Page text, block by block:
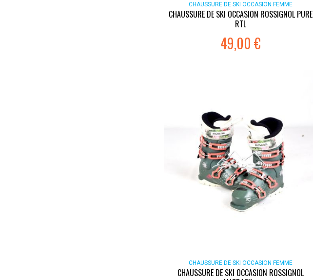
CHAUSSURE DE SKI OCCASION FEMME
CHAUSSURE DE SKI OCCASION ROSSIGNOL PURE
RTL
49,00 €
CHAUSSURE DE SKI OCCASION FEMME
CHAUSSURE DE SKI OCCASION ROSSIGNOL